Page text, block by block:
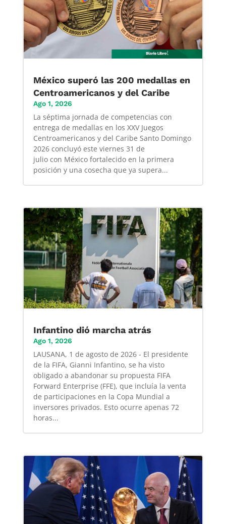
México superó las 200 medallas en
Centroamericanos y del Caribe
Ago 1, 2026
La séptima jornada de competencias con
entrega de medallas en los XXV Juegos
Centroamericanos y del Caribe Santo Domingo
2026 concluyó este viernes 31 de
julio con México fortalecido en la primera
posición y una cosecha que ya supera...
Infantino dió marcha atrás
Ago 1, 2026
LAUSANA, 1 de agosto de 2026 - El presidente
de la FIFA, Gianni Infantino, se ha visto
obligado a abandonar su propuesta FIFA
Forward Enterprise (FFE), que incluía la venta
de participaciones en la Copa Mundial a
inversores privados. Esto ocurre apenas 72
horas...